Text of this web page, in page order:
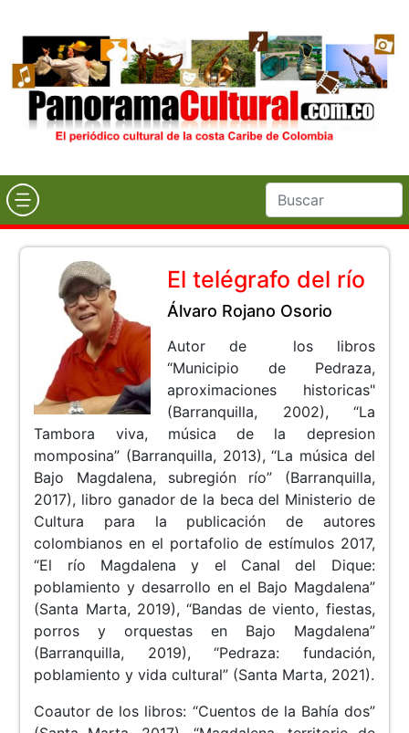
El telégrafo del río
Álvaro Rojano Osorio
Autor de los libros
“Municipio de Pedraza,
aproximaciones historicas"
(Barranquilla, 2002), “La
Tambora viva, música de la depresion
momposina” (Barranquilla, 2013), “La música del
Bajo Magdalena, subregión río” (Barranquilla,
2017), libro ganador de la beca del Ministerio de
Cultura para la publicación de autores
colombianos en el portafolio de estímulos 2017,
“El río Magdalena y el Canal del Dique:
poblamiento y desarrollo en el Bajo Magdalena”
(Santa Marta, 2019), “Bandas de viento, fiestas,
porros y orquestas en Bajo Magdalena”
(Barranquilla, 2019), “Pedraza: fundación,
poblamiento y vida cultural” (Santa Marta, 2021).
Coautor de los libros: “Cuentos de la Bahía dos”